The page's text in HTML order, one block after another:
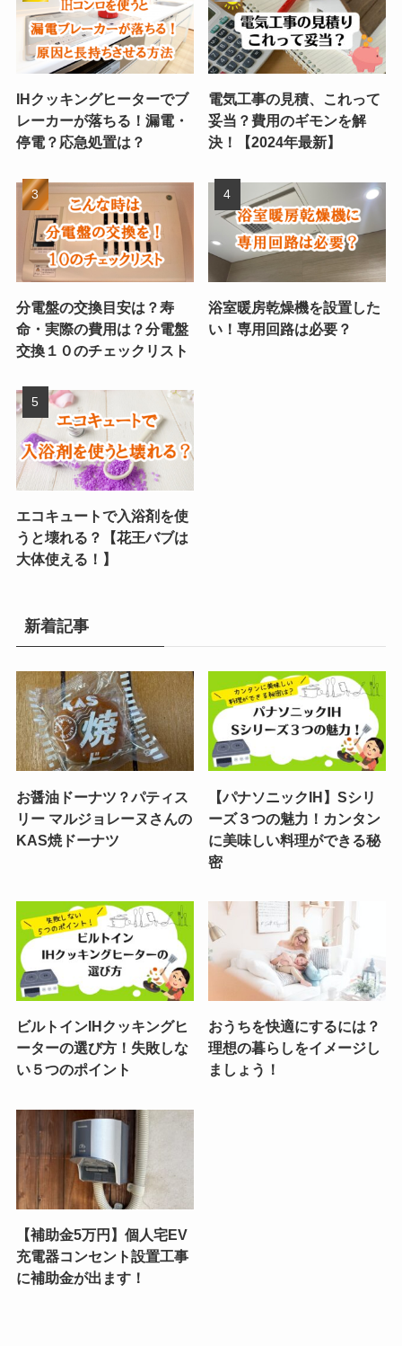
IHクッキングヒーターでブ
レーカーが落ちる！漏電・
停電？応急処置は？
電気工事の見積、これって
妥当？費用のギモンを解
決！【2024年最新】
分電盤の交換目安は？寿
命・実際の費用は？分電盤
交換１０のチェックリスト
浴室暖房乾燥機を設置した
い！専用回路は必要？
エコキュートで入浴剤を使
うと壊れる？【花王バブは
大体使える！】
新着記事
お醤油ドーナツ？パティス
リー マルジョレーヌさんの
KAS焼ドーナツ
【パナソニックIH】Sシリ
ーズ３つの魅力！カンタン
に美味しい料理ができる秘
密
ビルトインIHクッキングヒ
ーターの選び方！失敗しな
い５つのポイント
おうちを快適にするには？
理想の暮らしをイメージし
ましょう！
【補助金5万円】個人宅EV
充電器コンセント設置工事
に補助金が出ます！